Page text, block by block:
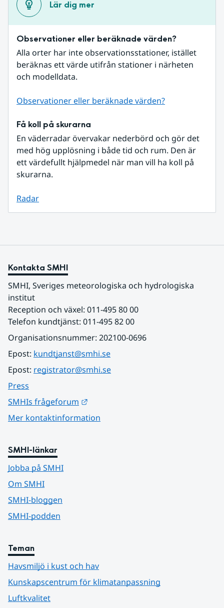
Lär dig mer
Observationer eller beräknade värden?
Alla orter har inte observationsstationer, istället
beräknas ett värde utifrån stationer i närheten
och modelldata.
Observationer eller beräknade värden?
Få koll på skurarna
En väderradar övervakar nederbörd och gör det
med hög upplösning i både tid och rum. Den är
ett värdefullt hjälpmedel när man vill ha koll på
skurarna.
Radar
Kontakta SMHI
SMHI, Sveriges meteorologiska och hydrologiska
institut
Reception och växel: 011-495 80 00
Telefon kundtjänst: 011-495 82 00
Organisationsnummer: 202100-0696
Epost: kundtjanst@smhi.se
Epost: registrator@smhi.se
Press
SMHIs frågeforum
Mer kontaktinformation
SMHI-länkar
Jobba på SMHI
Om SMHI
SMHI-bloggen
SMHI-podden
Teman
Havsmiljö i kust och hav
Kunskapscentrum för klimatanpassning
Luftkvalitet